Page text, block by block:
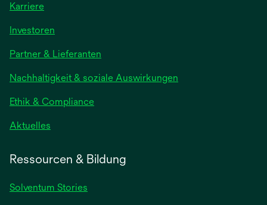
Karriere
Investoren
einer
neuen
Registerkarte
geöffnet
Partner & Lieferanten
Nachhaltigkeit & soziale Auswirkungen
Ethik & Compliance
Aktuelles
Registerkarte
Ressourcen & Bildung
Solventum Stories